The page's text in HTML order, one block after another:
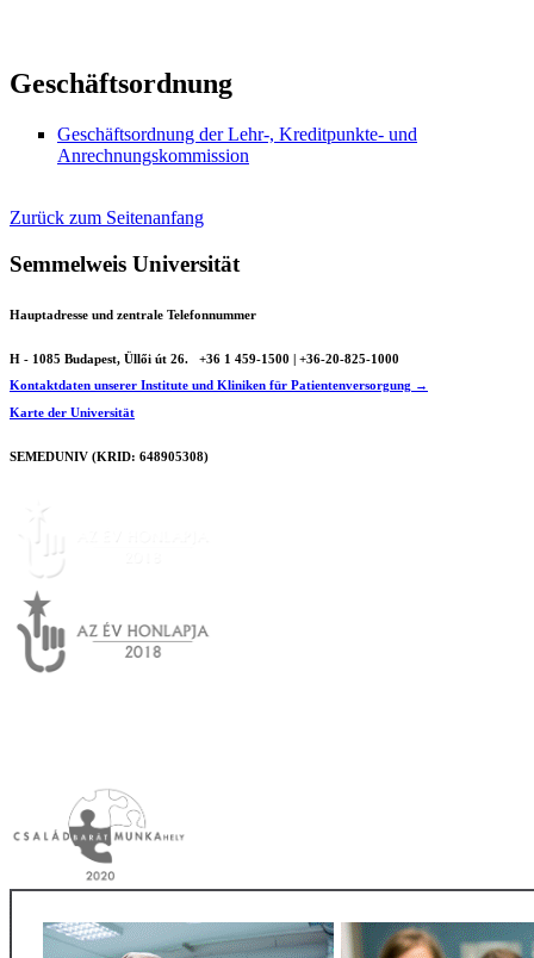
Geschäftsordnung
Geschäftsordnung der Lehr-, Kreditpunkte- und
Anrechnungskommission
Zurück zum Seitenanfang
Semmelweis Universität
Hauptadresse und zentrale Telefonnummer
H - 1085 Budapest, Üllői út 26.
+36 1 459-1500 | +36-20-825-1000
Kontaktdaten unserer Institute und Kliniken für Patientenversorgung →
Karte der Universität
SEMEDUNIV (KRID: 648905308)